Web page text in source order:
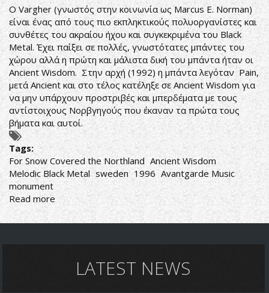
O Vargher (γνωστός στην κοινωνία ως Marcus E. Norman)
είναι ένας από τους πιο εκπληκτικούς πολυοργανίστες και
συνθέτες του ακραίου ήχου και συγκεκριμένα του Black
Metal. Έχει παίξει σε πολλές, γνωστότατες μπάντες του
χώρου αλλά η πρώτη και μάλιστα δική του μπάντα ήταν οι
Ancient Wisdom. Στην αρχή (1992) η μπάντα λεγόταν Pain,
μετά Ancient και στο τέλος κατέληξε σε Ancient Wisdom για
να μην υπάρχουν προστριβές και μπερδέματα με τους
αντίστοιχους Νορβγηγούς που έκαναν τα πρώτα τους
βήματα και αυτοί.
Tags:
For Snow Covered the Northland Ancient Wisdom
Melodic Black Metal sweden 1996 Avantgarde Music
monument
Read more about
Ancient
Wisdom-
CoveredLATEST NEWS